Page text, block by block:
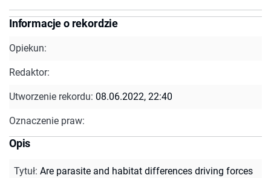
Informacje o rekordzie
Opiekun:
Redaktor:
Utworzenie rekordu: 08.06.2022, 22:40
Oznaczenie praw:
Opis
Tytuł: Are parasite and habitat differences driving forces